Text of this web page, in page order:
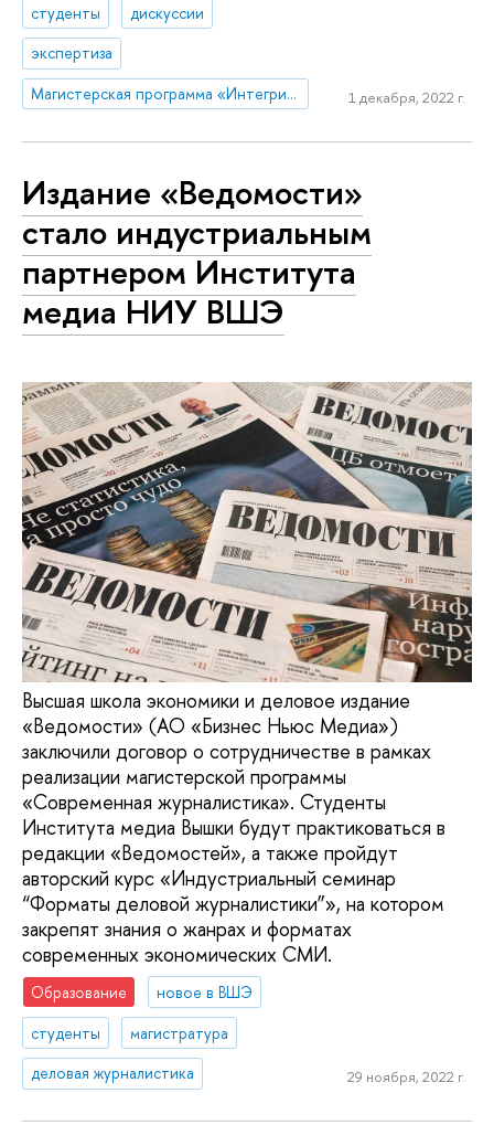
студенты
дискуссии
экспертиза
Магистерская программа «Интегрированные коммуникации»
1 декабря, 2022 г.
Издание «Ведомости»
стало индустриальным
партнером Института
медиа НИУ ВШЭ
Высшая школа экономики и деловое издание
«Ведомости» (АО «Бизнес Ньюс Медиа»)
заключили договор о сотрудничестве в рамках
реализации магистерской программы
«Современная журналистика». Студенты
Института медиа Вышки будут практиковаться в
редакции «Ведомостей», а также пройдут
авторский курс «Индустриальный семинар
“Форматы деловой журналистики”», на котором
закрепят знания о жанрах и форматах
современных экономических СМИ.
Образование
новое в ВШЭ
студенты
магистратура
деловая журналистика
29 ноября, 2022 г.